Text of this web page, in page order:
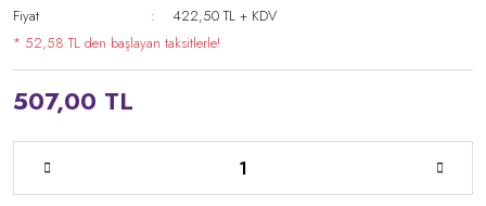
Fiyat
422,50 TL + KDV
* 52,58 TL den başlayan taksitlerle!
507,00 TL